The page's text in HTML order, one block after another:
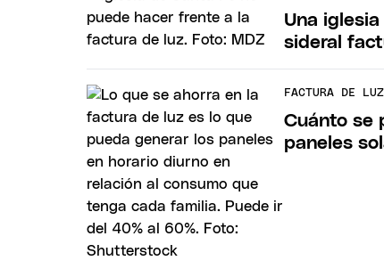
Una
sideral
FACTURA DE LUZ
Cuánto se
paneles